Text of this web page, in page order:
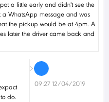
a little early and didn't see the
a WhatsApp message and was
the pickup would be at 4pm. A
later the driver came back and
do.
09:27 12/04/2019